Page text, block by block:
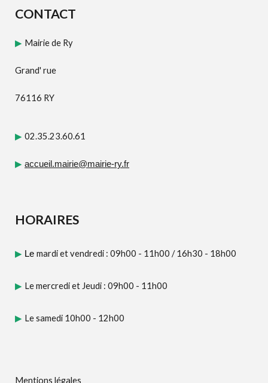
CONTACT
▶ Mairie de Ry
Grand' rue
76116 RY
▶ 02.35.23.60.61
▶accueil.mairie@mairie-ry.fr
HORAIRES
▶ Le mardi et vendredi : 09h00 - 11h00 /16h30 - 18h00
▶ Le mercredi et Jeudi : 09h00 - 11h00
▶ Le samedi 10h00 - 12h00
Mentions légales